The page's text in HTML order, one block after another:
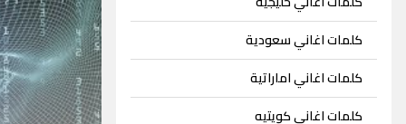
كلمات اغاني سعودية
كلمات اغاني اماراتية
كلمات اغاني كويتيه